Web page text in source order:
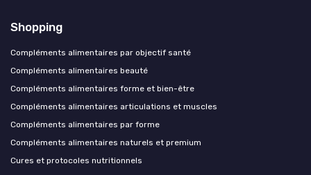
Shopping
Compléments alimentaires par objectif santé
Compléments alimentaires beauté
Compléments alimentaires forme et bien-être
Compléments alimentaires articulations et muscles
Compléments alimentaires par forme
Compléments alimentaires naturels et premium
Cures et protocoles nutritionnels